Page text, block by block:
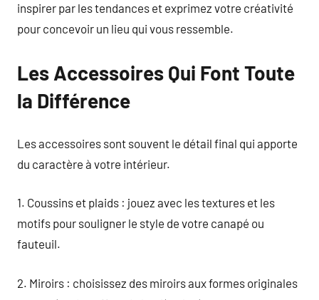
inspirer par les tendances et exprimez votre créativité
pour concevoir un lieu qui vous ressemble.
Les Accessoires Qui Font Toute
la Différence
Les accessoires sont souvent le détail final qui apporte
du caractère à votre intérieur.
1. Coussins et plaids : jouez avec les textures et les
motifs pour souligner le style de votre canapé ou
fauteuil.
2. Miroirs : choisissez des miroirs aux formes originales